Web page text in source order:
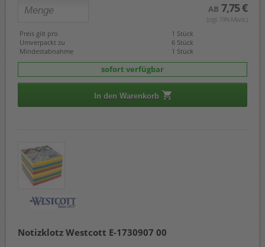
AB 7,75 €
(zzgl. 19% Mwst.)
Preis gilt pro
1 Stück
Umverpackt zu
6 Stück
Mindestabnahme
1 Stück
sofort verfügbar
In den Warenkorb
Notizklotz Westcott E-1730907 00